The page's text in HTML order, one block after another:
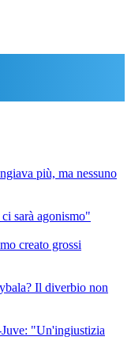
più, ma nessuno
sarà agonismo"
creato grossi
Il diverbio non
"Un'ingiustizia